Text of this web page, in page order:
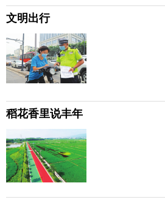
文明出行
稻花香里说丰年